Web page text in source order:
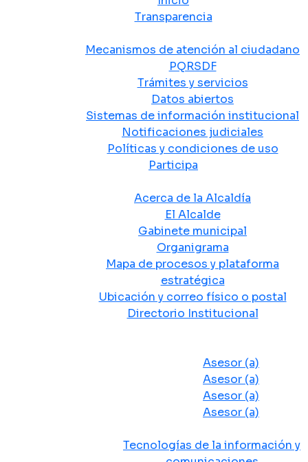
Transparencia
Mecanismos de atención al ciudadano
PQRSDF
Trámites y servicios
Datos abiertos
Sistemas de información institucional
Notificaciones judiciales
Políticas y condiciones de uso
Participa
Acerca de la Alcaldía
El Alcalde
Gabinete municipal
Organigrama
Mapa de procesos y plataforma
estratégica
Ubicación y correo físico o postal
Directorio Institucional
Asesor (a)
Asesor (a)
Asesor (a)
Asesor (a)
Tecnologías de la información y